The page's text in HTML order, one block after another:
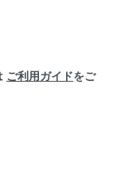
ご利用ガイドをご